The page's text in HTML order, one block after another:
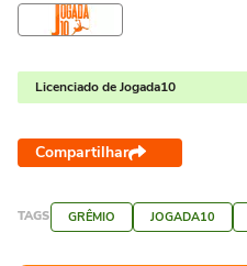
Licenciado de Jogada10
Compartilhar
TAGS GRÊMIO JOGADA10